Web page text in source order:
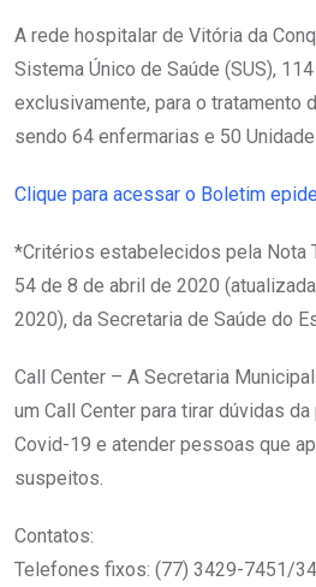
A rede hospitalar de Vitória da
Sistema Único de Saúde (SUS),
exclusivamente, para o tratamento
sendo 64 enfermarias e 50
Clique para acessar o Boletim
*Critérios estabelecidos pela Nota
54 de 8 de abril de 2020
2020), da Secretaria de Saúde do
Call Center – A Secretaria
um Call Center para tirar dúvidas
Covid-19 e atender pessoas que
suspeitos.
Contatos:
Telefones fixos: (77) 3429-7451/